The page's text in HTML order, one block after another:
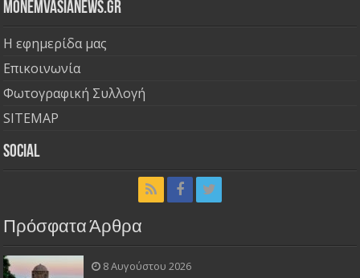
Monemvasianews.gr
Η εφημερίδα μας
Επικοινωνία
Φωτογραφική Συλλογή
SITEMAP
Social
Πρόσφατα Άρθρα
8 Αυγούστου 2026